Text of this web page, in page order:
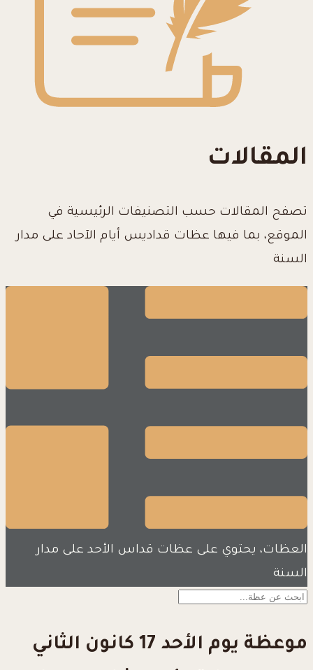
المقالات
تصفح المقالات حسب التصنيفات الرئيسية في
الموقع، بما فيها عظات قداديس أيام الآحاد على مدار
السنة
العظات، يحتوي على عظات قداس الأحد على مدار
السنة
موعظة يوم الأحد 17 كانون الثاني